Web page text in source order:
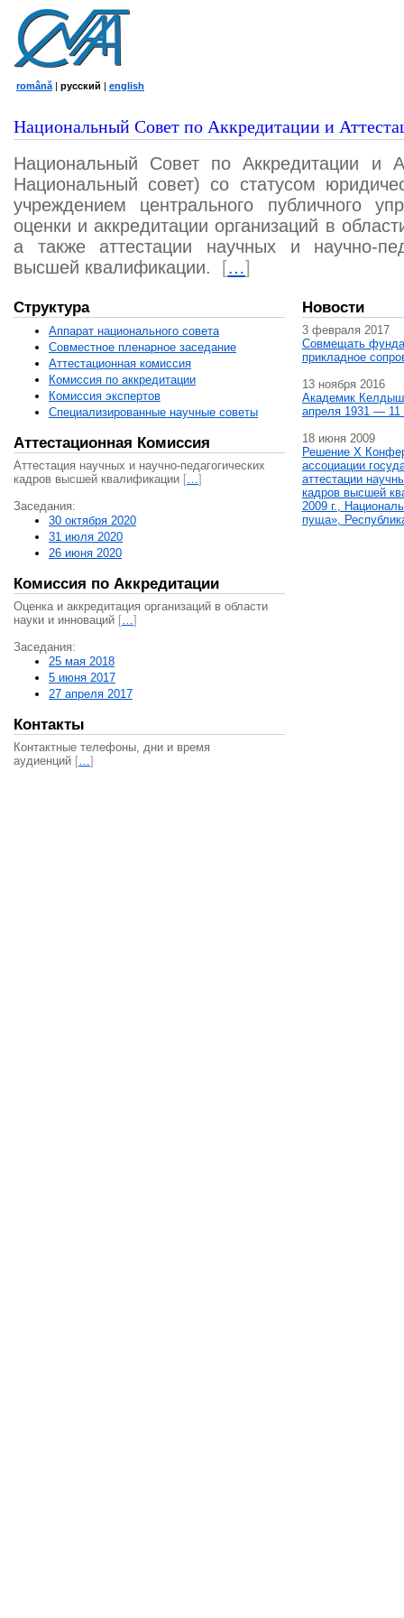
română | русский | english
Национальный Совет по Аккредитации и
Национальный Совет по Аккредитации и
Национальный совет) со статусом
учреждением центрального публичного
оценки и аккредитации организаций в
а также аттестации научных и научно-
высшей квалификации.
[…]
Структура
Аппарат национального совета
Совместное пленарное заседание
Аттестационная комисcия
Комиссия по аккредитации
Комиссия экспертов
Специализированные научные советы
Аттестационная Комиссия
Аттестация научных и научно-педагогических
кадров высшей квалификации […]
Заседания:
30 октября 2020
31 июля 2020
26 июня 2020
Комиссия по Аккредитации
Оценка и аккредитация организаций в области
науки и инноваций […]
Заседания:
25 мая 2018
5 июня 2017
27 апреля 2017
Контакты
Контактные телефоны, дни и время
аудиенций […]
Новости
3 февраля 2017
Совмещать
прикладное
13 ноября 2016
Академик
апреля 1931 — 11
18 июня 2009
Решение X
ассоциации
аттестации
кадров высшей
2009 г.,
пуща»,